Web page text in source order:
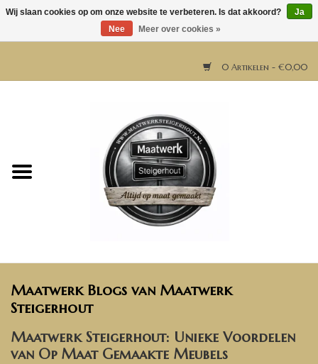
0 Artikelen - €0,00
Horeca meubels
Bartafels
(Bar)krukken
Maatwerk Blogs van Maatwerk
Steigerhout
Maatwerk Steigerhout: Unieke Voordelen
van Op Maat Gemaakte Meubels
Wij slaan cookies op om onze website te verbeteren. Is dat akkoord?
Ja
Nee
Meer over cookies »